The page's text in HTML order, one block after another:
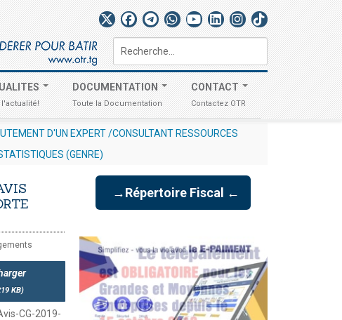
Rechercher
l'actualité!
DOCUMENTATION
Toute la Documentation
CONTACT
Contactez OTR
ÉCONOMIQUES N° 012/2026/OTR/CG/CDDI RELATIF À
KB)
CG-2019-
→Répertoire Fiscal ←